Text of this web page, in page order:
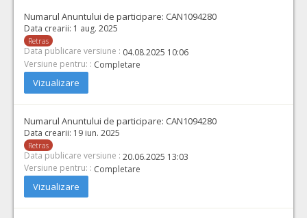
Numarul Anuntului de participare: CAN1094280
Data crearii: 1 aug. 2025
Retras
Data publicare versiune : 04.08.2025 10:06
Versiune pentru: : Completare
Vizualizare
Numarul Anuntului de participare: CAN1094280
Data crearii: 19 iun. 2025
Retras
Data publicare versiune : 20.06.2025 13:03
Versiune pentru: : Completare
Vizualizare